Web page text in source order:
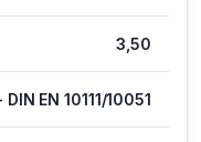
3,50
EN 10111/10051